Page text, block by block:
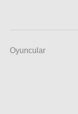
Oyuncular